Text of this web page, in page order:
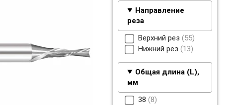
Направление
реза
Верхний рез 55
Нижний рез 13
Общая длина (L),
мм
38 8